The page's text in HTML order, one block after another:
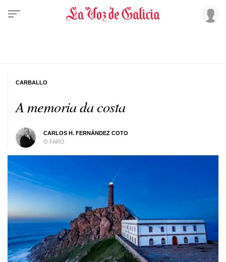
A memoria da costa
CARLOS H. FERNÁNDEZ COTO
O FARO
CARBALLO